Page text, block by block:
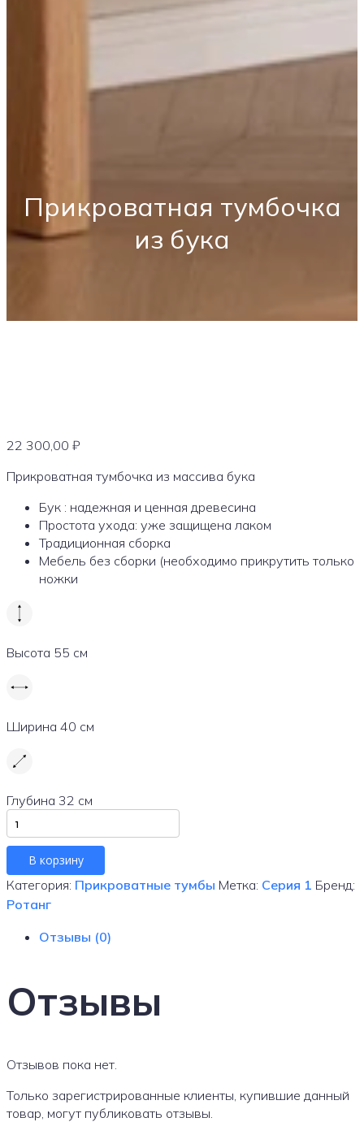
Прикроватная тумбочка
из бука
22 300,00 ₽
Прикроватная тумбочка из массива бука
Бук : надежная и ценная древесина
Простота ухода: уже защищена лаком
Традиционная сборка
Мебель без сборки (необходимо прикрутить только
ножки
Высота 55 см
Ширина 40 см
Глубина 32 см
Количество
товара
Прикроватная
тумбочка
из
бука
В корзину
Категория: Прикроватные тумбы Метка: Серия 1 Бренд:
Ротанг
Отзывы (0)
Отзывы
Отзывов пока нет.
Только зарегистрированные клиенты, купившие данный
товар, могут публиковать отзывы.